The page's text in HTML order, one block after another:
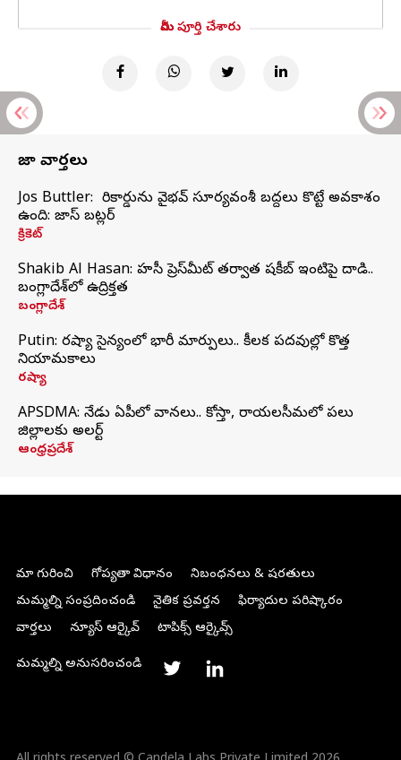
మీరు పూర్తి చేశారు
తాజా వార్తలు
Jos Buttler: నా రికార్డును వైభవ్ సూర్యవంశీ బద్దలు కొట్టే అవకాశం
ఉంది: జాస్ బట్లర్
క్రికెట్
Shakib Al Hasan: హసీనా ప్రెస్‌మీట్‌ తర్వాత షకీబ్‌ ఇంటిపై దాడి..
బంగ్లాదేశ్‌లో ఉద్రిక్తత
బంగ్లాదేశ్
Putin: రష్యా సైన్యంలో భారీ మార్పులు.. కీలక పదవుల్లో కొత్త
నియామకాలు
రష్యా
APSDMA: నేడు ఏపీలో వానలు.. కోస్తా, రాయలసీమలో పలు
జిల్లాలకు అలర్ట్
ఆంధ్రప్రదేశ్
మా గురించి గోప్యతా విధానం
నిబంధనలు & షరతులు
మమ్మల్ని సంప్రదించండి
నైతిక ప్రవర్తన
ఫిర్యాదుల పరిష్కారం
వార్తలు
న్యూస్ ఆర్కైవ్ టాపిక్స్ ఆర్కైవ్స్
మమ్మల్ని అనుసరించండి